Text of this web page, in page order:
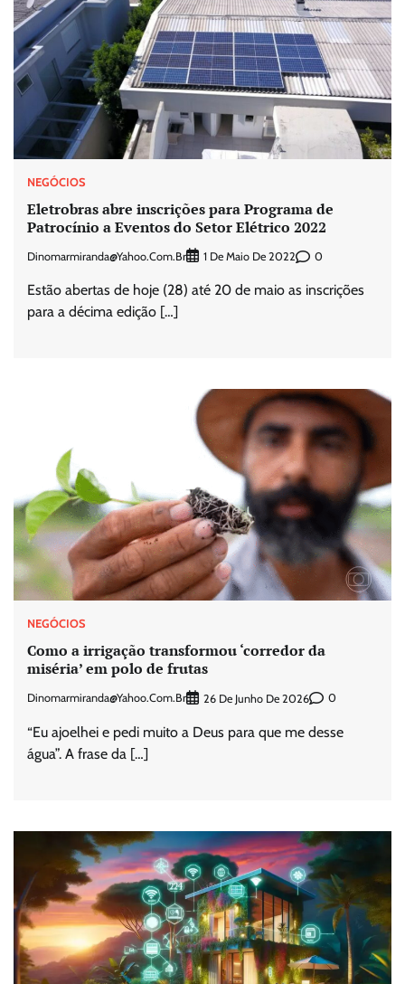
NEGÓCIOS
Eletrobras abre inscrições para Programa de
Patrocínio a Eventos do Setor Elétrico 2022
Dinomarmiranda@yahoo.com.br 1 De Maio De 2022 0
Estão abertas de hoje (28) até 20 de maio as inscrições
para a décima edição […]
NEGÓCIOS
Como a irrigação transformou ‘corredor da
miséria’ em polo de frutas
Dinomarmiranda@yahoo.com.br 26 De Junho De 2026 0
“Eu ajoelhei e pedi muito a Deus para que me desse
água”. A frase da […]